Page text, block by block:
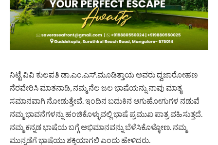
ನಿಟ್ಟೆ ವಿವಿ ಕುಲಪತಿ ಡಾ.ಎಂ.ಎಸ್.ಮೂಡಿತ್ತಾಯ ಅವರು ದ್ವಜಾರೋಹಣ
ನೆರವೇರಿಸಿ ಮಾತನಾಡಿ, ನಮ್ಮ ನೆಲ ಜಲ ಭಾಷೆಯನ್ನು ನಾವು ಮಾತೃ
ಸಮಾನವಾಗಿ ನೋಡುತ್ತೇವೆ. ಇಂದಿನ ಬದುಕಿನ ಆಗುಹೋಗುಗಳ ನಡುವೆ
ನಮ್ಮ ಭಾವನೆಗಳನ್ನು ಹಂಚಿಕೊಳ್ಳುವಲ್ಲಿ ಭಾಷೆ ಪ್ರಮುಖ ಪಾತ್ರ ವಹಿಸುತ್ತದೆ.
ನಮ್ಮ ಕನ್ನಡ ಭಾಷೆಯ ಬಗ್ಗೆ ಅಭಿಮಾನವನ್ನು ಬೆಳೆಸಿಕೊಳ್ಳೋಣ. ನಮ್ಮ
ಮುನ್ನಡೆಗೆ ಭಾಷೆಯು ಶಕ್ತಿಯಾಗಲಿ ಎಂದು ಹೇಳಿದರು.